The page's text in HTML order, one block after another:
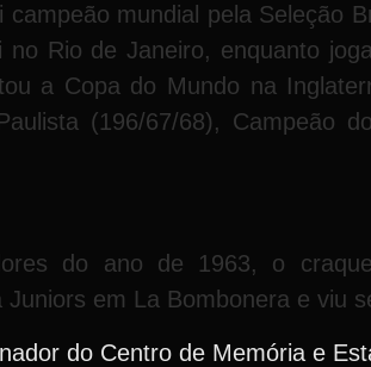
mundial pela Seleção
Rio de Janeiro, enquanto
a Copa do Mundo na
(196/67/68), Campeão
do ano de 1963, o
em La Bombonera e viu
do Centro de Memória e